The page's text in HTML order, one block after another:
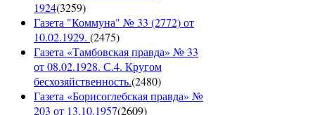
1924(3259)
Газета "Коммуна" № 33 (2772) от
10.02.1929. (2475)
Газета «Тамбовская правда» № 33
от 08.02.1928. С.4. Кругом
бесхозяйственность.(2480)
Газета «Борисоглебская правда» №
203 от 13.10.1957(2609)